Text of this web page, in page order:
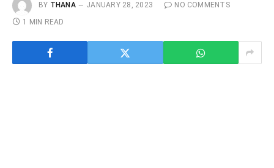
BY THANA JANUARY 28, 2023
NO COMMENTS
1 MIN READ